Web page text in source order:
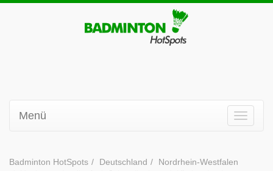
Menü
Badminton HotSpots Deutschland
Nordrhein-Westfalen